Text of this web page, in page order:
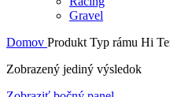
Gravel
Domov Produkt Typ rámu Hi
Zobrazený jediný výsledok